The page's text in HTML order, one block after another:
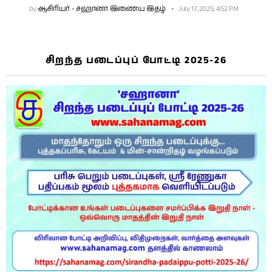
byஆசிரியர் - சஹானா இணைய இதழ் July 17, 2025, 4:52 PM
சிறந்த படைப்புப் போட்டி 2025-26